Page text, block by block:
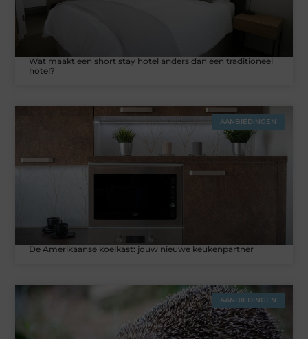
Wat maakt een short stay hotel anders dan een traditioneel
hotel?
AANBIEDINGEN
De Amerikaanse koelkast: jouw nieuwe keukenpartner
AANBIEDINGEN